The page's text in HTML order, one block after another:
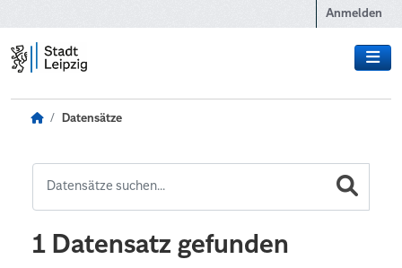
Anmelden
Datensätze
1 Datensatz gefunden